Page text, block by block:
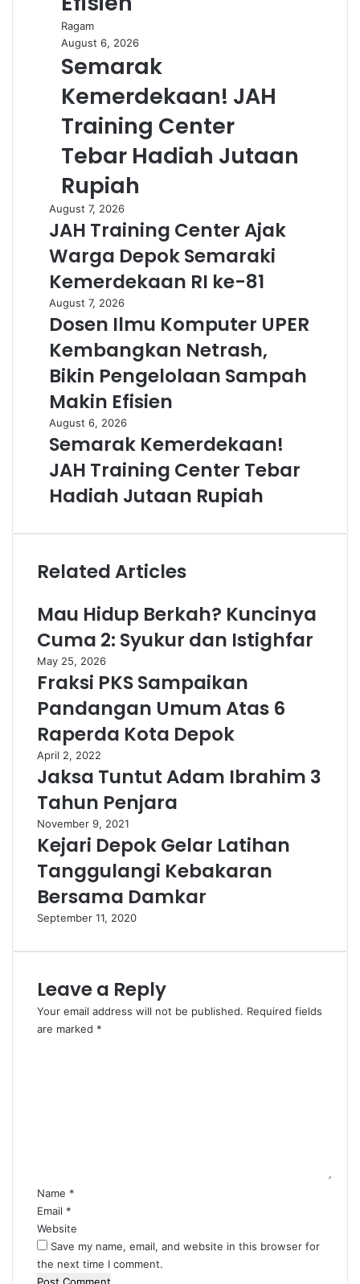
Ragam
August 6, 2026
Semarak
Kemerdekaan! JAH
Training Center
Tebar Hadiah Jutaan
Rupiah
August 7, 2026
JAH Training Center Ajak
Warga Depok Semaraki
Kemerdekaan RI ke-81
August 7, 2026
Dosen Ilmu Komputer UPER
Kembangkan Netrash,
Bikin Pengelolaan Sampah
Makin Efisien
August 6, 2026
Semarak Kemerdekaan!
JAH Training Center Tebar
Hadiah Jutaan Rupiah
Related Articles
Mau Hidup Berkah? Kuncinya
Cuma 2: Syukur dan Istighfar
May 25, 2026
Fraksi PKS Sampaikan
Pandangan Umum Atas 6
Raperda Kota Depok
April 2, 2022
Jaksa Tuntut Adam Ibrahim 3
Tahun Penjara
November 9, 2021
Kejari Depok Gelar Latihan
Tanggulangi Kebakaran
Bersama Damkar
September 11, 2020
Leave a Reply
Your email address will not be published. Required fields
are marked *
Name *
Email *
Website
Save my name, email, and website in this browser for
the next time I comment.